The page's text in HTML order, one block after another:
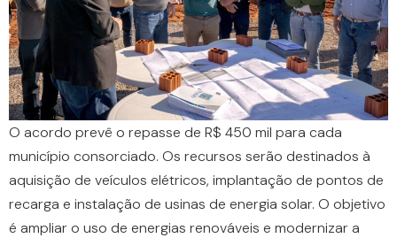
O acordo prevê o repasse de R$ 450 mil para cada
município consorciado. Os recursos serão destinados à
aquisição de veículos elétricos, implantação de pontos de
recarga e instalação de usinas de energia solar. O objetivo
é ampliar o uso de energias renováveis e modernizar a